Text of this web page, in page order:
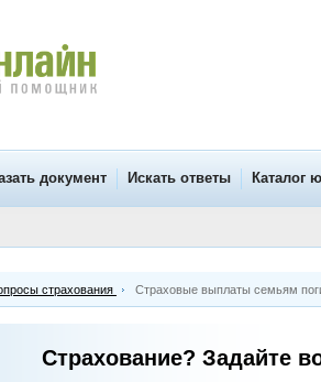
документ Искать ответы Каталог
страхования Страховые выплаты семьям
Страхование? Задайте